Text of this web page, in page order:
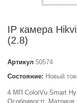
IP камера
(2.8)
Артикул 50574
Состояние: Новый
4 МП ColorVu Smart
Особливості: